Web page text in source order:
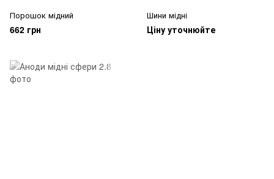
Порошок мідний
662 грн
Шини мідні
Ціну уточнюйте